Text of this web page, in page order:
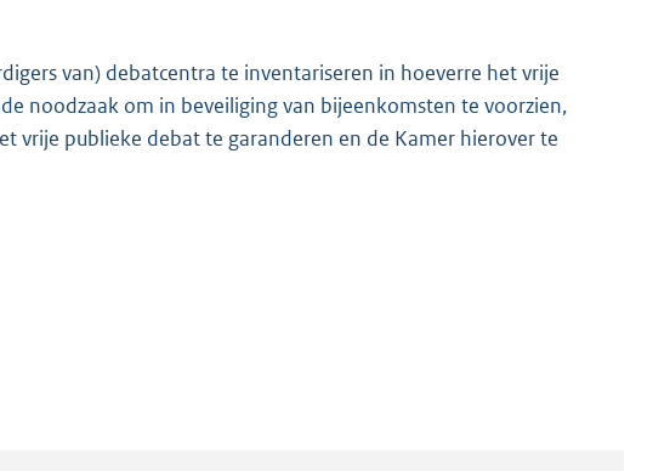
van) debatcentra te inventariseren in hoeverre het vrije
noodzaak om in beveiliging van bijeenkomsten te voorzien,
vrije publieke debat te garanderen en de Kamer hierover te